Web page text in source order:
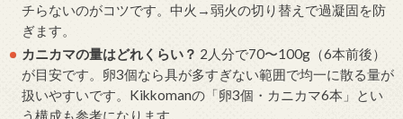
チらないのがコツです。中火→弱火の切り替えで過凝固を防
ぎます。
カニカマの量はどれくらい？ 2人分で70〜100g（6本前後）
が目安です。卵3個なら具が多すぎない範囲で均一に散る量が
扱いやすいです。Kikkomanの「卵3個・カニカマ6本」とい
う構成も参考になります。